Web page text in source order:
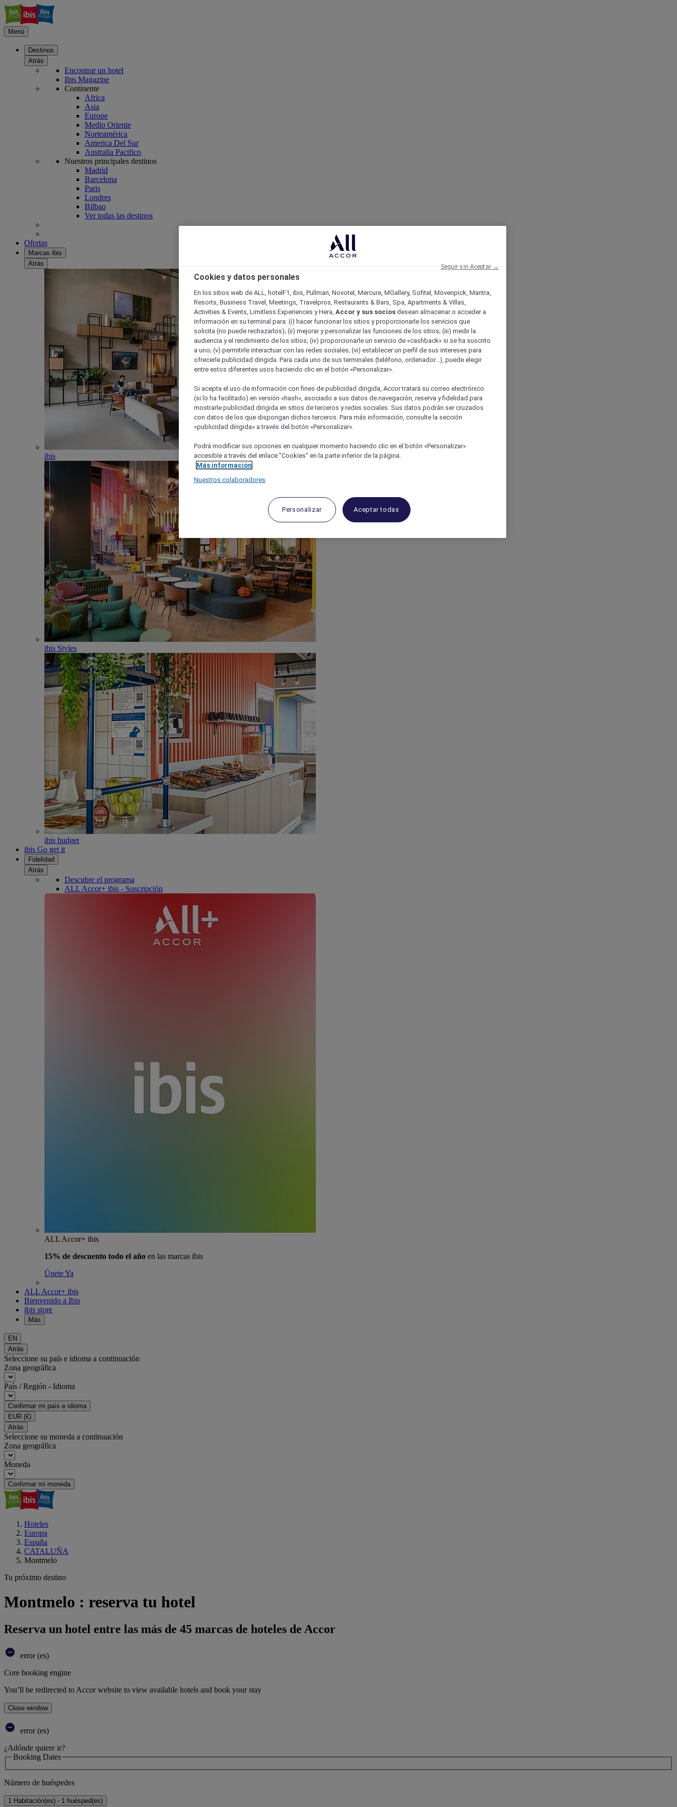
Menú
Destinos
Atrás
Encontrar un hotel
Ibis Magazine
Continente
Africa
Asia
Europe
Medio Oriente
Norteamérica
America Del Sur
Australia Pacifico
Nuestros principales destinos
Madrid
Barcelona
Paris
Londres
Bilbao
Ver todas las destinos
Ofertas
Marcas ibis
Atrás
ibis
ibis Styles
ibis budget
ibis Go get it
Fidelidad
Atrás
Descubre el programa
ALL Accor+ ibis - Suscripción
ALL Accor+ ibis
15% de descuento todo el año en las marcas ibis
Únete Ya
ALL Accor+ ibis
Bienvenido a Ibis
ibis store
Más
EN
Atrás
Seleccione su país e idioma a continuación
Zona geográfica
País / Región - Idioma
Confirmar mi país e idioma
EUR (€)
Atrás
Seleccione su moneda a continuación
Zona geográfica
Moneda
Confirmar mi moneda
Hoteles
Europa
España
CATALUÑA
Montmelo
Tu próximo destino
Montmelo : reserva tu hotel
Reserva un hotel entre las más de 45 marcas de hoteles de Accor
error (es)
Core booking engine
You’ll be redirected to Accor website to view available hotels and book your stay
Close window
error (es)
¿Adónde quiere ir?
Booking Dates
Número de huéspedes
1 Habitación(es) - 1 huésped(es)
Cookies y datos personales
En los sitios web de ALL, hotelF1, ibis, Pullman, Novotel, Mercure, MGallery, Sofitel, Movenpick, Mantra,
Resorts, Business Travel, Meetings, Travelpros, Restaurants & Bars, Spa, Apartments & Villas,
Activities & Events, Limitless Experiences y Hera, Accor y sus socios desean almacenar o acceder a
información en su terminal para: (i) hacer funcionar los sitios y proporcionarle los servicios que
solicita (no puede rechazarlos); (ii) mejorar y personalizar las funciones de los sitios; (iii) medir la
audiencia y el rendimiento de los sitios; (iv) proporcionarle un servicio de «cashback» si se ha suscrito
a uno; (v) permitirle interactuar con las redes sociales; (vi) establecer un perfil de sus intereses para
ofrecerle publicidad dirigida. Para cada uno de sus terminales (teléfono, ordenador...), puede elegir
entre estos diferentes usos haciendo clic en el botón «Personalizar».
Si acepta el uso de información con fines de publicidad dirigida, Accor tratará su correo electrónico
(si lo ha facilitado) en versión «hash», asociado a sus datos de navegación, reserva y fidelidad para
mostrarle publicidad dirigida en sitios de terceros y redes sociales. Sus datos podrán ser cruzados
con datos de los que dispongan dichos terceros. Para más información, consulte la sección
«publicidad dirigida» a través del botón «Personalizar».
Podrá modificar sus opciones en cualquier momento haciendo clic en el botón «Personalizar»
accesible a través del enlace "Cookies" en la parte inferior de la página.
Más información
Nuestros colaboradores
Personalizar Aceptar todas
Seguir sin Aceptar →